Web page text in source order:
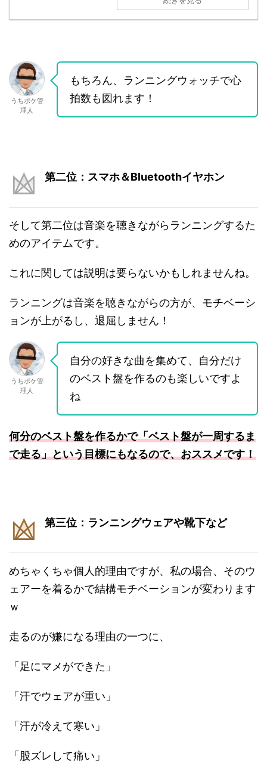
うちポケ管
理人
もちろん、ランニングウォッチで心
拍数も図れます！
第二位：スマホ＆Bluetoothイヤホン
そして第二位は音楽を聴きながらランニングするた
めのアイテムです。
これに関しては説明は要らないかもしれませんね。
ランニングは音楽を聴きながらの方が、モチベーシ
ョンが上がるし、退屈しません！
うちポケ管
理人
自分の好きな曲を集めて、自分だけ
のベスト盤を作るのも楽しいですよ
ね
何分のベスト盤を作るかで「ベスト盤が一周するま
で走る」という目標にもなるので、おススメです！
第三位：ランニングウェアや靴下など
めちゃくちゃ個人的理由ですが、私の場合、そのウ
ェアーを着るかで結構モチベーションが変わります
ｗ
走るのが嫌になる理由の一つに、
「足にマメができた」
「汗でウェアが重い」
「汗が冷えて寒い」
「股ズレして痛い」